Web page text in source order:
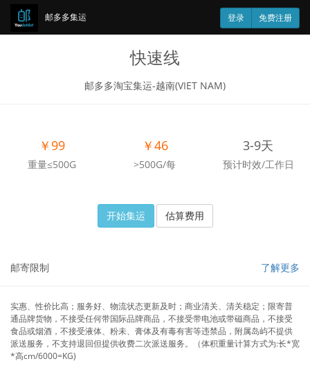
邮多多集运 登录 免费注册
快速线
邮多多淘宝集运-越南(VIET NAM)
￥99
重量≤500G
￥46
>500G/每
3-9天
预计时效/工作日
开始集运 估算费用
邮寄限制 了解更多
实惠、性价比高；服务好、物流状态更新及时；商业清关、清关稳定；限寄普
通品牌货物，不接受任何带国际品牌商品，不接受带电池或带磁商品，不接受
食品或烟酒，不接受液体、粉未、膏体及有毒有害等违禁品，附属岛屿不提供
派送服务，不支持退回但提供收费二次派送服务。（体积重量计算方式为:长*宽
*高cm/6000=KG)